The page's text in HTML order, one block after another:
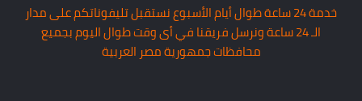
خدمة 24 ساعة طوال أيام الأسبوع نستقبل تليفوناتكم على مدار
الـ 24 ساعة ونرسل فريقنا في أى وقت طوال اليوم بجميع
محافظات جمهورية مصر العربية